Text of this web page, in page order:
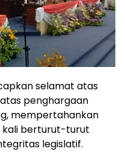
selamat atas
penghargaan
mempertahankan
kali berturut-turut
legislatif.